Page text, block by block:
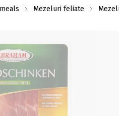
Mezeluri feliate